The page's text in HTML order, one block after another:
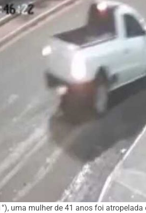
uma mulher de 41 anos foi